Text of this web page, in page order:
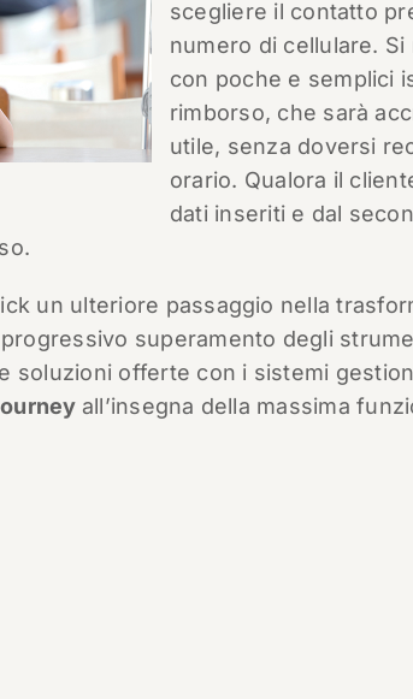
scegliere il contatto
numero di cellulare.
con poche e semplici
rimborso, che sarà
utile, senza doversi
orario. Qualora il
dati inseriti e dal
un ulteriore passaggio nella
superamento degli
soluzioni offerte con i sistemi
all’insegna della massima